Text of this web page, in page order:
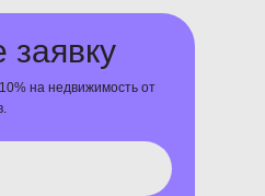
заявку
на недвижимость от